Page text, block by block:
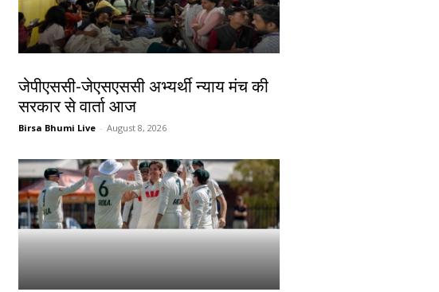
जेपीएससी-जेएसएससी अभ्यर्थी न्याय मंच की
सरकार से वार्ता आज
Birsa Bhumi Live - August 8, 2026